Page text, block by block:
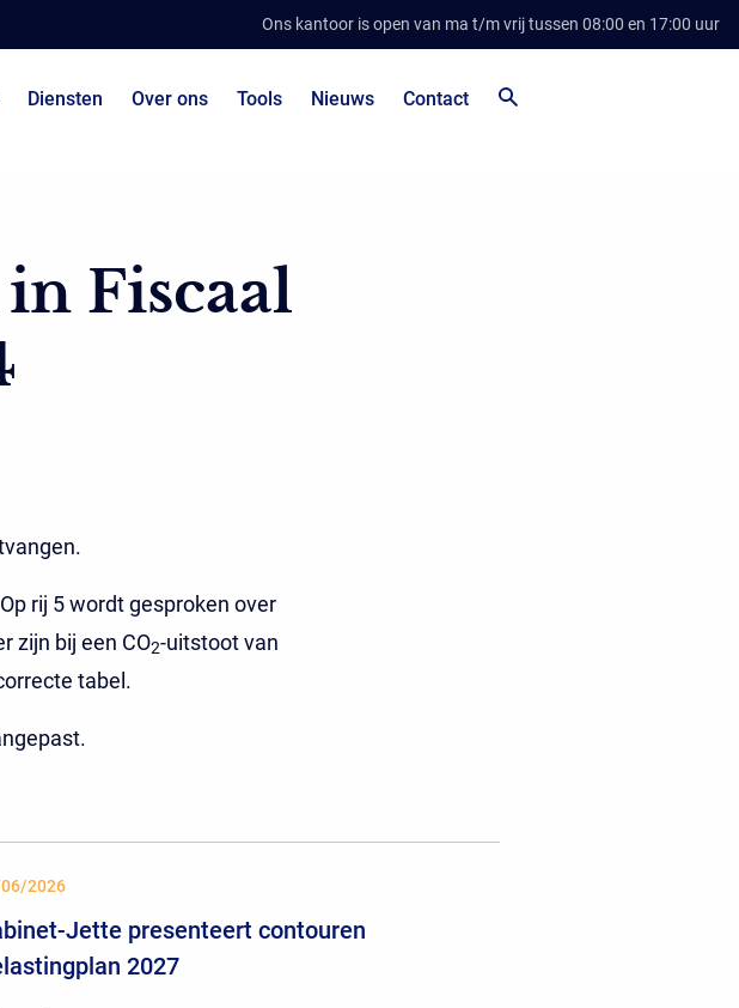
Ons kantoor is open van ma t/m vrij tussen 08:00 en 17:00 uur
Diensten Over ons Tools Nieuws Contact
Fiscaal
rij 5 wordt gesproken over
zijn bij een CO2-uitstoot van
tabel.
2026
Jette presenteert contouren
2027